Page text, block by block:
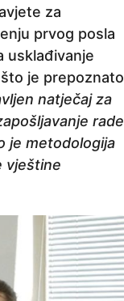
za
prvog posla
usklađivanje
je prepoznato
natječaj za
rade
je metodologija
vještine